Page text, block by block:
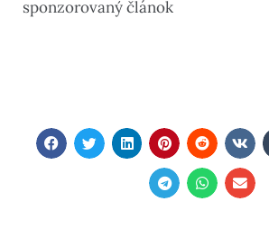
sponzorovaný článok